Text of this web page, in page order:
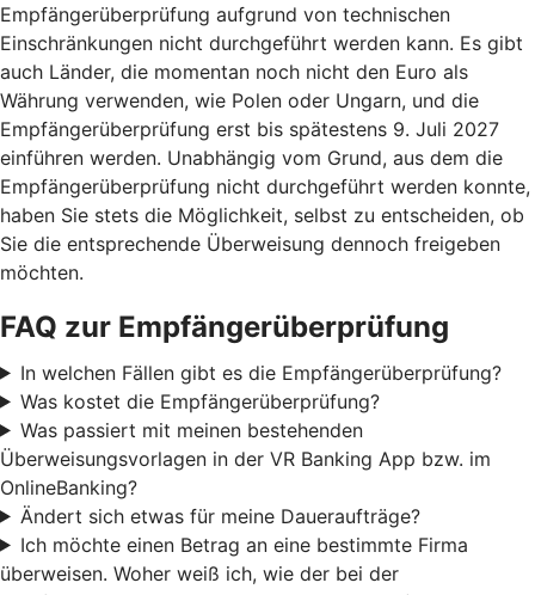
Empfängerüberprüfung aufgrund von technischen
Einschränkungen nicht durchgeführt werden kann. Es gibt
auch Länder, die momentan noch nicht den Euro als
Währung verwenden, wie Polen oder Ungarn, und die
Empfängerüberprüfung erst bis spätestens 9. Juli 2027
einführen werden. Unabhängig vom Grund, aus dem die
Empfängerüberprüfung nicht durchgeführt werden konnte,
haben Sie stets die Möglichkeit, selbst zu entscheiden, ob
Sie die entsprechende Überweisung dennoch freigeben
möchten.
FAQ zur Empfängerüberprüfung
In welchen Fällen gibt es die Empfängerüberprüfung?
Was kostet die Empfängerüberprüfung?
Was passiert mit meinen bestehenden
Überweisungsvorlagen in der VR Banking App bzw. im
OnlineBanking?
Ändert sich etwas für meine Daueraufträge?
Ich möchte einen Betrag an eine bestimmte Firma
überweisen. Woher weiß ich, wie der bei der